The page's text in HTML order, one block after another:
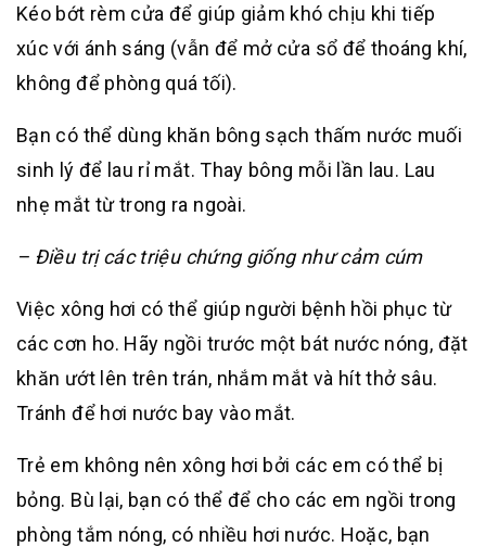
Kéo bớt rèm cửa để giúp giảm khó chịu khi tiếp
xúc với ánh sáng (vẫn để mở cửa sổ để thoáng khí,
không để phòng quá tối).
Bạn có thể dùng khăn bông sạch thấm nước muối
sinh lý để lau rỉ mắt. Thay bông mỗi lần lau. Lau
nhẹ mắt từ trong ra ngoài.
– Điều trị các triệu chứng giống như cảm cúm
Việc xông hơi có thể giúp người bệnh hồi phục từ
các cơn ho. Hãy ngồi trước một bát nước nóng, đặt
khăn ướt lên trên trán, nhắm mắt và hít thở sâu.
Tránh để hơi nước bay vào mắt.
Trẻ em không nên xông hơi bởi các em có thể bị
bỏng. Bù lại, bạn có thể để cho các em ngồi trong
phòng tắm nóng, có nhiều hơi nước. Hoặc, bạn